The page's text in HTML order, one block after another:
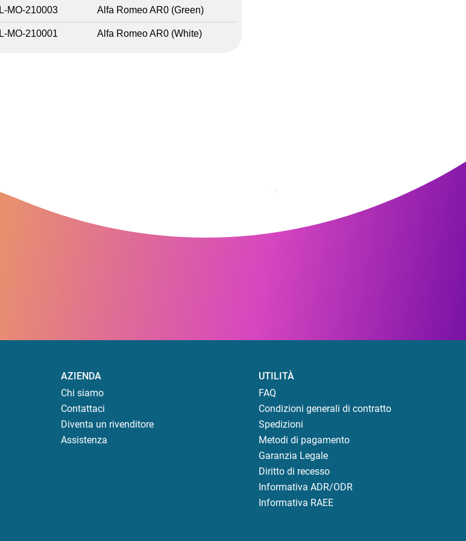
MO-210003 Alfa Romeo AR0 (Green)
MO-210001 Alfa Romeo AR0 (White)
AZIENDA
Chi siamo
Contattaci
Diventa un rivenditore
Assistenza
UTILITÀ
FAQ
Condizioni generali di contratto
Spedizioni
Metodi di pagamento
Garanzia Legale
Diritto di recesso
Informativa ADR/ODR
Informativa RAEE